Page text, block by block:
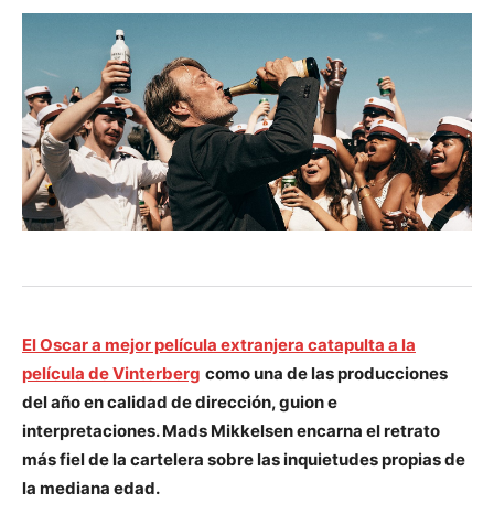
ElOscara mejor película extranjera catapulta a la
película de Vinterberg como una de las producciones
del año en calidad de dirección, guion e
interpretaciones. Mads Mikkelsen encarna el retrato
más fiel de la cartelera sobre las inquietudes propias de
la mediana edad.